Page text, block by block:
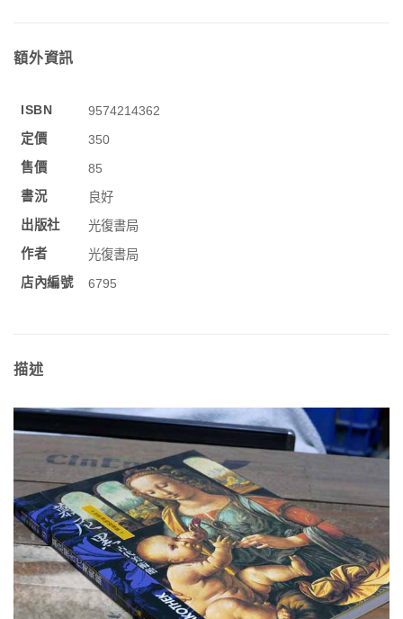
額外資訊
ISBN
9574214362
定價
350
售價
85
書況
良好
出版社
光復書局
作者
光復書局
店內編號
6795
描述